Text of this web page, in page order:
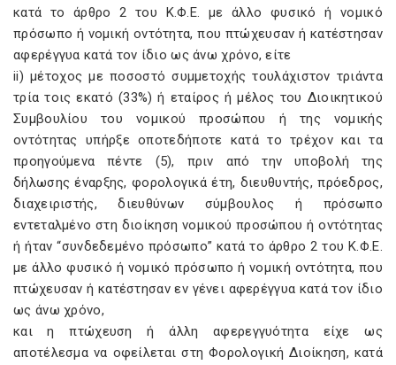
κατά το άρθρο 2 του Κ.Φ.Ε. με άλλο φυσικό ή νομικό
πρόσωπο ή νομική οντότητα, που πτώχευσαν ή κατέστησαν
αφερέγγυα κατά τον ίδιο ως άνω χρόνο, είτε
ii) μέτοχος με ποσοστό συμμετοχής τουλάχιστον τριάντα
τρία τοις εκατό (33%) ή εταίρος ή μέλος του Διοικητικού
Συμβουλίου του νομικού προσώπου ή της νομικής
οντότητας υπήρξε οποτεδήποτε κατά το τρέχον και τα
προηγούμενα πέντε (5), πριν από την υποβολή της
δήλωσης έναρξης, φορολογικά έτη, διευθυντής, πρόεδρος,
διαχειριστής, διευθύνων σύμβουλος ή πρόσωπο
εντεταλμένο στη διοίκηση νομικού προσώπου ή οντότητας
ή ήταν “συνδεδεμένο πρόσωπο” κατά το άρθρο 2 του Κ.Φ.Ε.
με άλλο φυσικό ή νομικό πρόσωπο ή νομική οντότητα, που
πτώχευσαν ή κατέστησαν εν γένει αφερέγγυα κατά τον ίδιο
ως άνω χρόνο,
και η πτώχευση ή άλλη αφερεγγυότητα είχε ως
αποτέλεσμα να οφείλεται στη Φορολογική Διοίκηση, κατά